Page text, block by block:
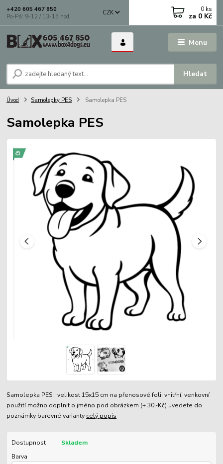
Menu
CZK
Hledat
+420 605 467 850
Po-Pá: 9-12 / 13-15 hod.
0 ks
za 0 Kč
Úvod Samolepky PES Samolepka PES
Samolepka PES
Samolepka PES velikost 15x15 cm na přenosové folii vnitřní, venkovní
použití možno doplnit o jméno pod obrázkem (+ 30,-Kč) uvedete do
poznámky barevné varianty celý popis
Dostupnost
Skladem
Barva